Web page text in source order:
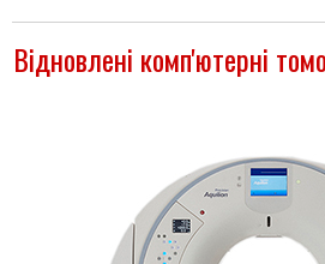
Відновлені комп'ютерні